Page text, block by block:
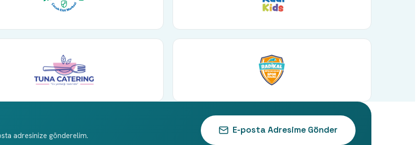
adresinize gönderelim.
E-posta Adresime Gönder